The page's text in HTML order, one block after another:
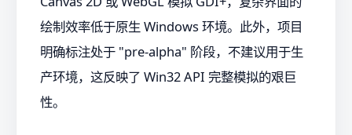
绘制效率低于原生 Windows 环境。此外，项目
明确标注处于 "pre-alpha" 阶段，不建议用于生
产环境，这反映了 Win32 API 完整模拟的艰巨
性。